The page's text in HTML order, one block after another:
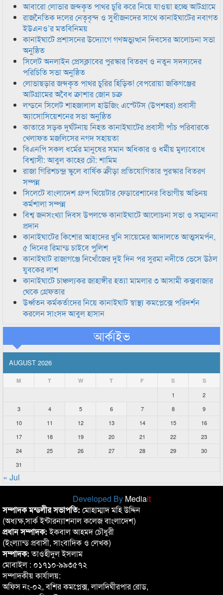
আবারো লোভার জব্দকৃত পাথর চুরি করে নিয়ে যাওয়া হচ্ছে আটগ্রামে
রাজনৈতিক দলের নেতৃবৃন্দ ও সুধীজনদের সাথে কানাইঘাটের নবাগত
ইউএনও’র মতবিনিময়
কানাইঘাটে প্রশাসনের উদ্যোগে গণঅভ্যুত্থান দিবসের আলোচনা সভা
অনুষ্ঠিত
সিলেট অনলাইন প্রেসক্লাবের পুরস্কার বিতরণ ও নতুন সদস্যদের
পরিচিতি সভা অনুষ্ঠিত
লোভাছড়ার জব্দকৃত পাথর চুরির হিড়িক! বেপরোয়া জকিগঞ্জের
আটগ্রামের অবৈধ ক্রাশার জোন চক্র
লন্ডনে সিলেট শাহজালাল হাউজিং এস্টেটস (উপশহর) প্রবাসী
অ্যাসোসিয়েশনের সভা অনুষ্ঠিত
কাতারে সড়ক দুর্ঘটনায় নিহত কানাইঘাটের প্রবাসী পাঁচ পরিবারকে
খেলাফত মজলিসের নগদ সহায়তা
বিএনপি সকল ধর্মের মানুষের সমান অধিকার ও ধর্মীয় মুল্যবোধে
বিশ্বাসী: আবুল কাহের চৌ: শামিম
রাজা গিরিশচন্দ্র স্কুলে বার্ষিক ক্রীড়া প্রতিযোগিতার পুরস্কার বিতরণ
সম্পন্ন
সিলেটে বাংলাদেশ গ্রুপ থিয়েটার ফেডারেশানের বিভাগীয় অভিনয়
কর্মশালা সম্পন্ন
বিশ্ব জনসংখ্যা দিবস উপলক্ষে কানাইঘাটে আলোচনা সভা ও সম্মাননা
প্রদান
কানাইঘাটের কিশোর আহাদের খুনি সায়েমের আদালতে আত্মসমর্পন,
৫ দিনের রিমান্ড চাইবে পুলিশ
কানাইঘাট রাজাগঞ্জে নিখোঁজের দুই দিন পর সুরমা নদীতে ভেসে উঠল
যুবকের লাশ
কানাইঘাটে চাঞ্চল্যকর জাহাঙ্গীর হত্যা মামলার ৩ আসামী কক্সবাজার
থেকে গ্রেফতার
উর্ধ্বতন কর্মকর্তাদের নিয়ে কানাইঘাট স্বাস্থ্য কমপ্লেক্সে পরিদর্শন
করলেন সাংসদ আবুল হাসান
আর্কাইভ
AUGUST 2026
M T W T F S S
1
2
3
4 5 6 7 8
9
10
11 12 13 14 15
16
17
18 19 20 21 22
23
24
25 26 27 28 29
30
31
« Jul
Developed By Mediait
সম্পাদক মন্ডলীর সভাপতি: মোহাম্মাদ মহি উদ্দিন
(অধ্যক্ষ,সার্ক ইন্টারন্যাশনাল কলেজ বাংলাদেশ)
প্রধান সম্পাদক:ইকবাল আহমদ চৌধুরী
(ইংল্যান্ড প্রবাসী, সাংবাদিক ও লেখক)
সম্পাদক:তাওহীদুল ইসলাম
মোবাইল : ০১৭১০-৯৯৩৫৭২
সম্পাদকীয় কার্যালয়:
অফিস নং-০২, বশির কমপ্লেক্স, লালদিঘীরপার রোড,